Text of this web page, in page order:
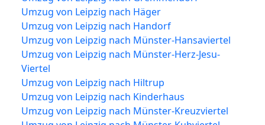
Umzug von Leipzig nach Häger
Umzug von Leipzig nach Handorf
Umzug von Leipzig nach Münster-Hansaviertel
Umzug von Leipzig nach Münster-Herz-Jesu-
Viertel
Umzug von Leipzig nach Hiltrup
Umzug von Leipzig nach Kinderhaus
Umzug von Leipzig nach Münster-Kreuzviertel